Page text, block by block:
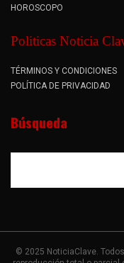
HOROSCOPO
Politicas Noticia
TÉRMINOS Y CONDICIONES
POLÍTICA DE PRIVACIDAD
Búsqueda
© 2025 NoticiaClave.